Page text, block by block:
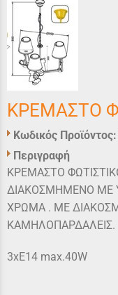
ΚΡΕΜΑΣΤΟ
Κωδικός Προϊόντος:
Περιγραφή
ΚΡΕΜΑΣΤΟ
ΔΙΑΚΟΣΜΗΜΕΝΟ ΜΕ
ΧΡΩΜΑ . ΜΕ
ΚΑΜΗΛΟΠΑΡΔΑΛΕΙΣ.
3xE14 max.40W